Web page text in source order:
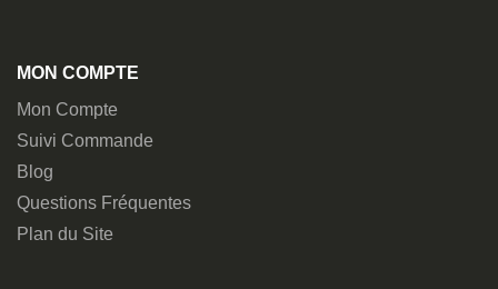
MON COMPTE
Mon Compte
Suivi Commande
Blog
Questions Fréquentes
Plan du Site